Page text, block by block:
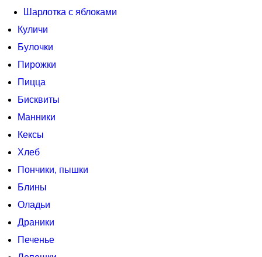
Шарлотка с яблоками
Куличи
Булочки
Пирожки
Пицца
Бисквиты
Манники
Кексы
Хлеб
Пончики, пышки
Блины
Оладьи
Драники
Печенье